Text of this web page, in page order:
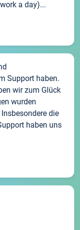
a day)...
Support haben.
wir zum Glück
wurden
die
haben uns